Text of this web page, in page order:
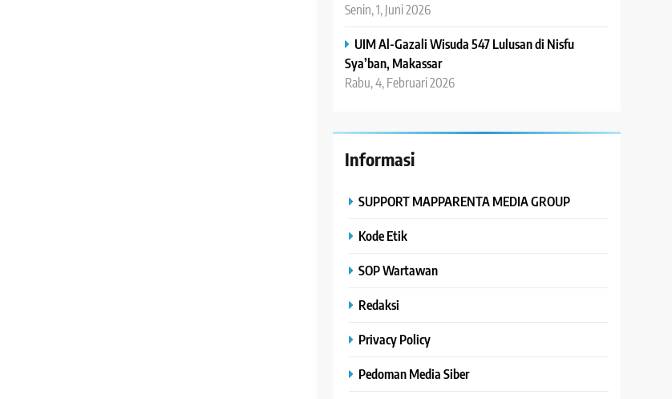
Senin, 1, Juni 2026
UIM Al-Gazali Wisuda 547 Lulusan di Nisfu
Sya’ban, Makassar
Rabu, 4, Februari 2026
Informasi
SUPPORT MAPPARENTA MEDIA GROUP
Kode Etik
SOP Wartawan
Redaksi
Privacy Policy
Pedoman Media Siber